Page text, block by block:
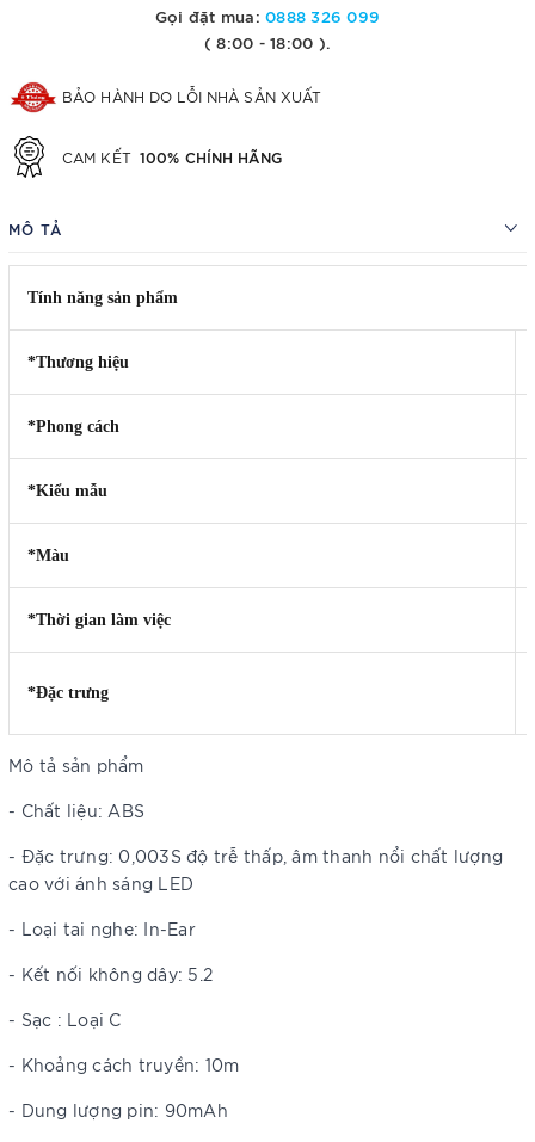
Gọi đặt mua:0888 326 099
( 8:00 - 18:00 ).
BẢO HÀNH DO LỖI NHÀ SẢN XUẤT
CAM KẾT 100% CHÍNH HÃNG
MÔ TẢ
Tính năng sản phẩm
*Thương hiệu
*Phong cách
*Kiểu mẫu
*Màu
*Thời gian làm việc
*Đặc trưng
Mô tả sản phẩm
- Chất liệu: ABS
- Đặc trưng: 0,003S độ trễ thấp, âm thanh nổi chất lượng
cao với ánh sáng LED
- Loại tai nghe: In-Ear
- Kết nối không dây: 5.2
- Sạc : Loại C
- Khoảng cách truyền: 10m
- Dung lượng pin: 90mAh